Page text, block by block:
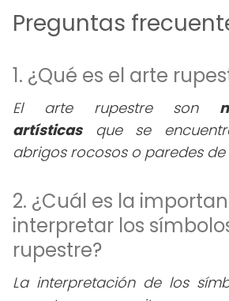
Preguntas
1. ¿Qué es el arte
El arte rupestre son
artísticasque se
abrigos rocosos o paredes de
2. ¿Cuál es la
interpretar los
rupestre?
La interpretación de los